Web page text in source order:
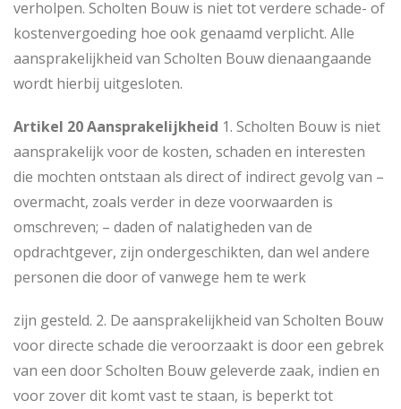
verholpen. Scholten Bouw is niet tot verdere schade- of
kostenvergoeding hoe ook genaamd verplicht. Alle
aansprakelijkheid van Scholten Bouw dienaangaande
wordt hierbij uitgesloten.
Artikel 20 Aansprakelijkheid 1. Scholten Bouw is niet
aansprakelijk voor de kosten, schaden en interesten
die mochten ontstaan als direct of indirect gevolg van –
overmacht, zoals verder in deze voorwaarden is
omschreven; – daden of nalatigheden van de
opdrachtgever, zijn ondergeschikten, dan wel andere
personen die door of vanwege hem te werk
zijn gesteld. 2. De aansprakelijkheid van Scholten Bouw
voor directe schade die veroorzaakt is door een gebrek
van een door Scholten Bouw geleverde zaak, indien en
voor zover dit komt vast te staan, is beperkt tot